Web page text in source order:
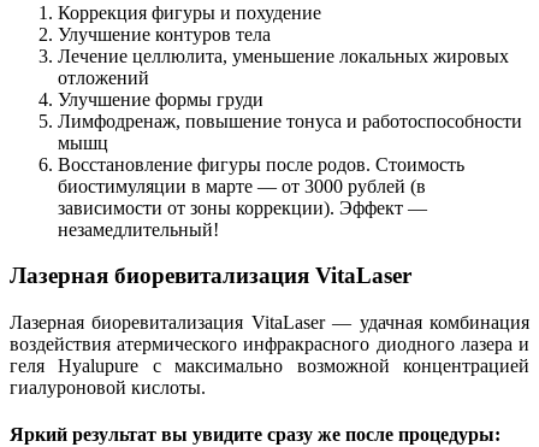
Коррекция фигуры и похудение
Улучшение контуров тела
Лечение целлюлита, уменьшение локальных жировых
отложений
Улучшение формы груди
Лимфодренаж, повышение тонуса и работоспособности
мышц
Восстановление фигуры после родов. Стоимость
биостимуляции в марте — от 3000 рублей (в
зависимости от зоны коррекции). Эффект —
незамедлительный!
Лазерная биоревитализация VitaLaser
Лазерная биоревитализация VitaLaser — удачная комбинация
воздействия атермического инфракрасного диодного лазера и
геля Hyalupure с максимально возможной концентрацией
гиалуроновой кислоты.
Яркий результат вы увидите сразу же после процедуры: